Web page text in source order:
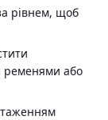
рівнем, щоб
ременями або